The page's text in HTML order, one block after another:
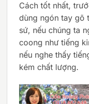
Cách tốt nhất,
dùng ngón tay gõ
sứ, nếu chúng ta
coong như tiếng
nếu nghe thấy
kém chất lượng.